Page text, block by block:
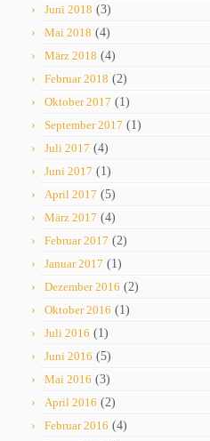
Juni 2018 (3)
Mai 2018 (4)
März 2018 (4)
Februar 2018 (2)
Oktober 2017 (1)
September 2017 (1)
Juli 2017 (4)
Juni 2017 (1)
April 2017 (5)
März 2017 (4)
Februar 2017 (2)
Januar 2017 (1)
Dezember 2016 (2)
Oktober 2016 (1)
Juli 2016 (1)
Juni 2016 (5)
Mai 2016 (3)
April 2016 (2)
Februar 2016 (4)